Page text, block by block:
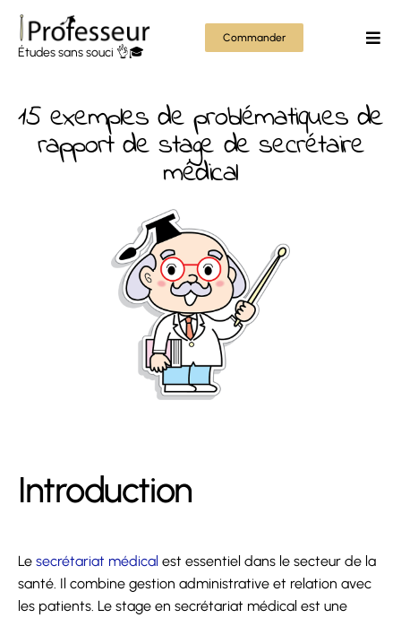
Passer
contenu
Études sans souci 👌🎓
Commander
15 exemples de problématiques de
rapport de stage de secrétaire
médical
Introduction
Le secrétariat médical est essentiel dans le secteur de la
santé. Il combine gestion administrative et relation avec
les patients. Le stage en secrétariat médical est une